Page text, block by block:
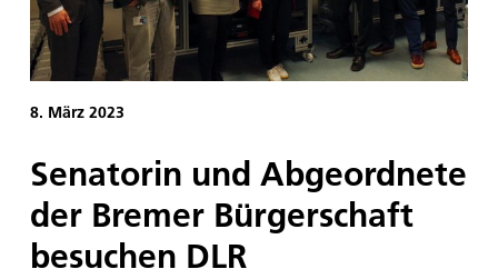
8. März 2023
Se­na­to­rin und Ab­ge­ord­ne­te
der Bre­mer Bür­ger­schaft
be­su­chen DLR